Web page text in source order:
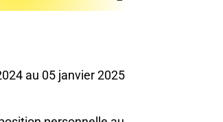
au 05 janvier 2025